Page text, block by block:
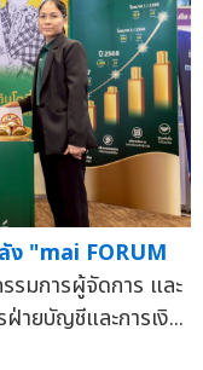
ง "mai FORUM
มการผู้จัดการ และ
ายบัญชีและการเงิ...